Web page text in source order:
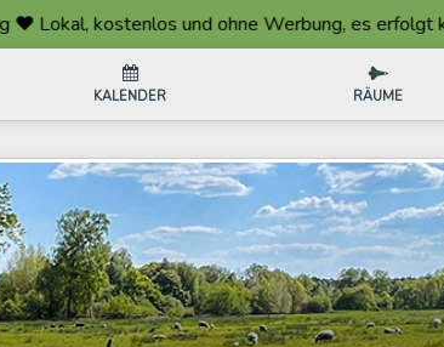
kostenlos und ohne Werbung, es erfolgt keine
KALENDER RÄUME